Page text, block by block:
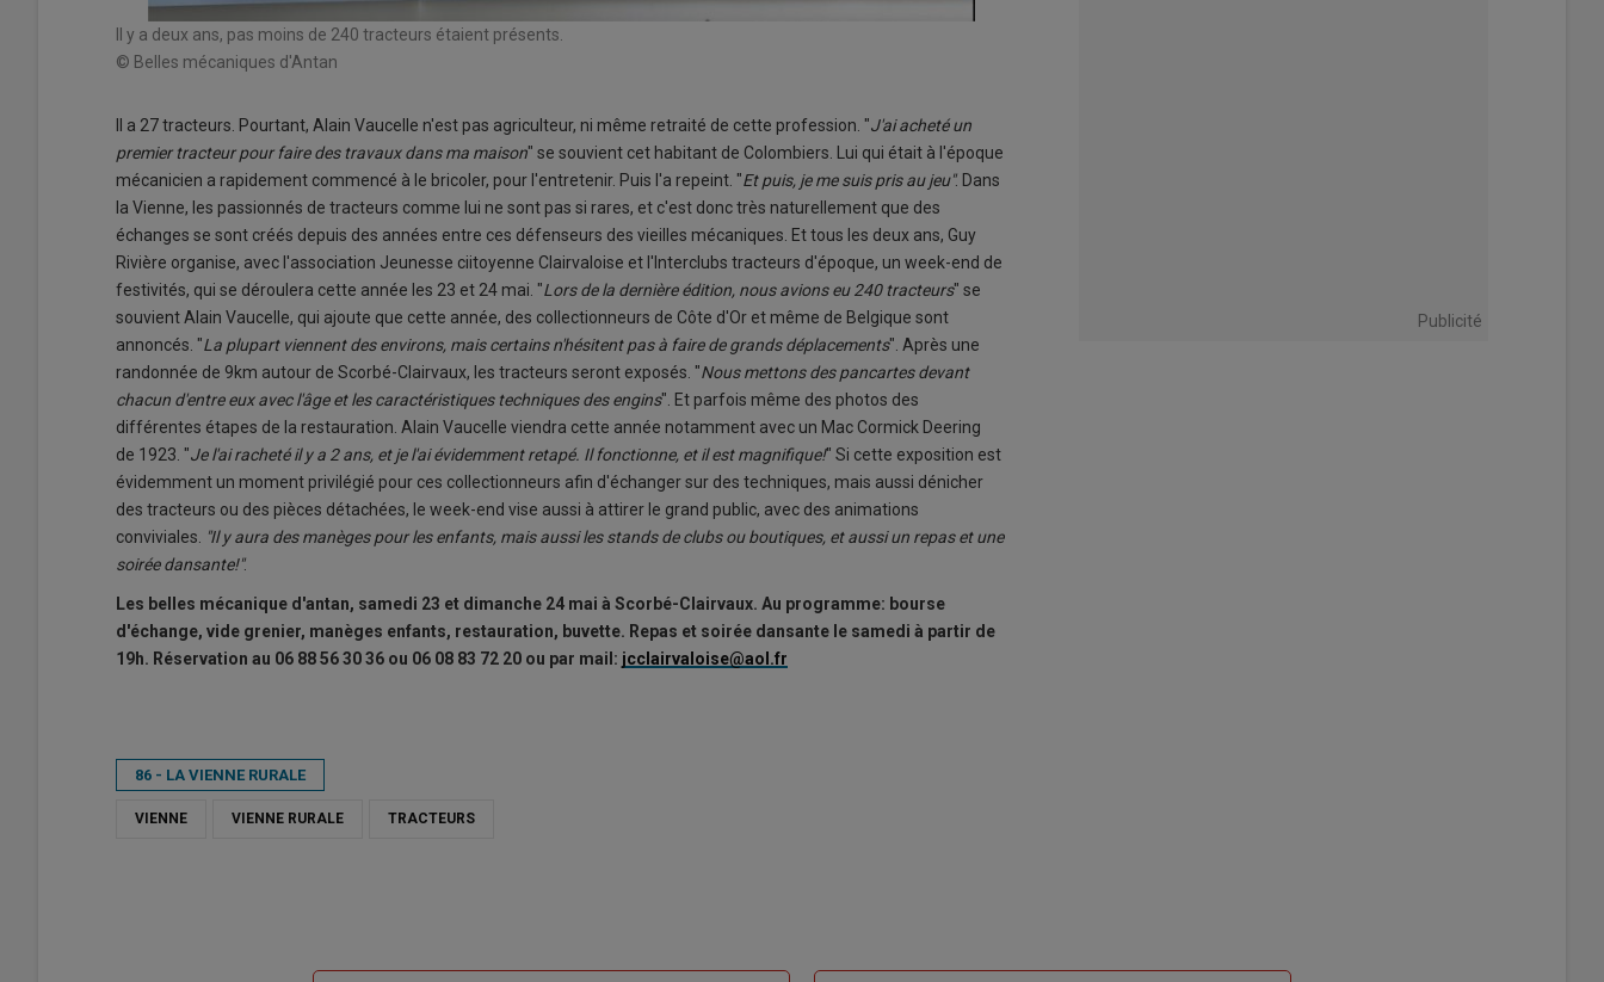
Il y a deux ans, pas moins de 240 tracteurs étaient présents.
© Belles mécaniques d'Antan
Il a 27 tracteurs. Pourtant, Alain Vaucelle n'est pas agriculteur, ni même retraité de cette profession. "J'ai acheté un
premier tracteur pour faire des travaux dans ma maison" se souvient cet habitant de Colombiers. Lui qui était à l'époque
mécanicien a rapidement commencé à le bricoler, pour l'entretenir. Puis l'a repeint. "Et puis, je me suis pris au jeu". Dans
la Vienne, les passionnés de tracteurs comme lui ne sont pas si rares, et c'est donc très naturellement que des
échanges se sont créés depuis des années entre ces défenseurs des vieilles mécaniques. Et tous les deux ans, Guy
Rivière organise, avec l'association Jeunesse ciitoyenne Clairvaloise et l'Interclubs tracteurs d'époque, un week-end de
festivités, qui se déroulera cette année les 23 et 24 mai. "Lors de la dernière édition, nous avions eu 240 tracteurs" se
souvient Alain Vaucelle, qui ajoute que cette année, des collectionneurs de Côte d'Or et même de Belgique sont
annoncés. "La plupart viennent des environs, mais certains n'hésitent pas à faire de grands déplacements". Après une
randonnée de 9km autour de Scorbé-Clairvaux, les tracteurs seront exposés. "Nous mettons des pancartes devant
chacun d'entre eux avec l'âge et les caractéristiques techniques des engins". Et parfois même des photos des
différentes étapes de la restauration. Alain Vaucelle viendra cette année notamment avec un Mac Cormick Deering
de 1923. "Je l'ai racheté il y a 2 ans, et je l'ai évidemment retapé. Il fonctionne, et il est magnifique!" Si cette exposition est
évidemment un moment privilégié pour ces collectionneurs afin d'échanger sur des techniques, mais aussi dénicher
des tracteurs ou des pièces détachées, le week-end vise aussi à attirer le grand public, avec des animations
conviviales.
"Il y aura des manèges pour les enfants, mais aussi les stands de clubs ou boutiques, et aussi un repas et une
soirée dansante!".
Les belles mécanique d'antan, samedi 23 et dimanche 24 mai à Scorbé-Clairvaux. Au programme: bourse
d'échange, vide grenier, manèges enfants, restauration, buvette. Repas et soirée dansante le samedi à partir de
19h. Réservation au 06 88 56 30 36 ou 06 08 83 72 20 ou par mail: jcclairvaloise@aol.fr
86 - LA VIENNE RURALE
VIENNE VIENNE RURALE TRACTEURS
Publicité